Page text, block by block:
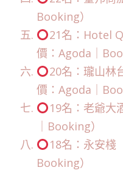
Booking）
21名：Hotel
價：Agoda｜
20名：瓏山林
價：Agoda｜
19名：老爺大
｜Booking）
18名：永安棧
Booking）